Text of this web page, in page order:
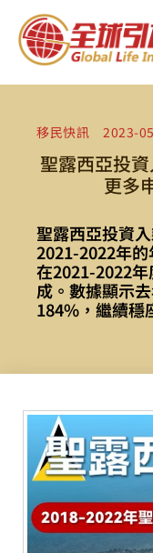
移民快訊 2023-
聖露西亞投
更多
聖露西亞投資
2021-2022年
在2021-2022
成。數據顯示
184%，繼續穩